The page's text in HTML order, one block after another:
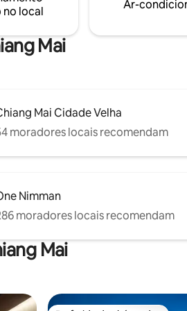
local
Ar-
Mai
Mai Cidade Velha
moradores locais recomendam
Nimman
moradores locais recomendam
Mai